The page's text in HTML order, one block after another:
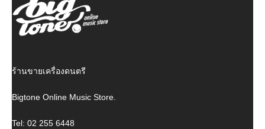
ร้านขายเครื่องดนตรี
Bigtone Online Music Store.
Tel: 02 255 6448